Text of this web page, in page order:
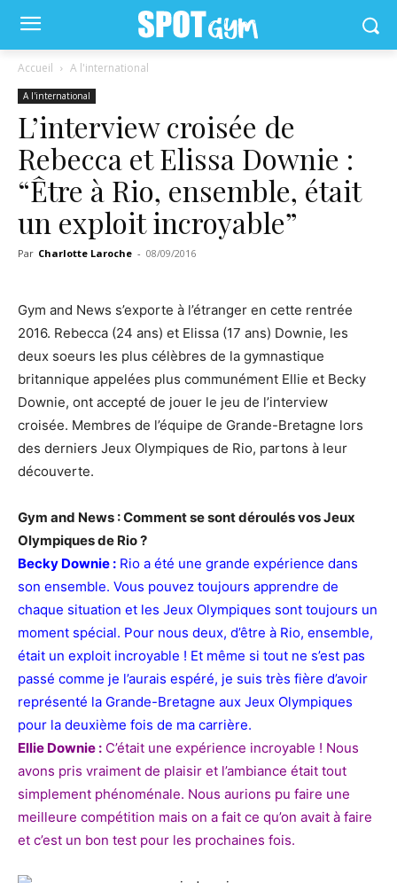
Accueil A l'international
A l'international
L’interview croisée de
Rebecca et Elissa Downie :
“Être à Rio, ensemble, était
un exploit incroyable”
Par Charlotte Laroche - 08/09/2016
Gym and News s’exporte à l’étranger en cette rentrée
2016. Rebecca (24 ans) et Elissa (17 ans) Downie, les
deux soeurs les plus célèbres de la gymnastique
britannique appelées plus communément Ellie et Becky
Downie, ont accepté de jouer le jeu de l’interview
croisée. Membres de l’équipe de Grande-Bretagne lors
des derniers Jeux Olympiques de Rio, partons à leur
découverte.
Gym and News : Comment se sont déroulés vos Jeux
Olympiques de Rio ?
Becky Downie : Rio a été une grande expérience dans
son ensemble. Vous pouvez toujours apprendre de
chaque situation et les Jeux Olympiques sont toujours un
moment spécial. Pour nous deux, d’être à Rio, ensemble,
était un exploit incroyable ! Et même si tout ne s’est pas
passé comme je l’aurais espéré, je suis très fière d’avoir
représenté la Grande-Bretagne aux Jeux Olympiques
pour la deuxième fois de ma carrière.
Ellie Downie : C’était une expérience incroyable ! Nous
avons pris vraiment de plaisir et l’ambiance était tout
simplement phénoménale. Nous aurions pu faire une
meilleure compétition mais on a fait ce qu’on avait à faire
et c’est un bon test pour les prochaines fois.